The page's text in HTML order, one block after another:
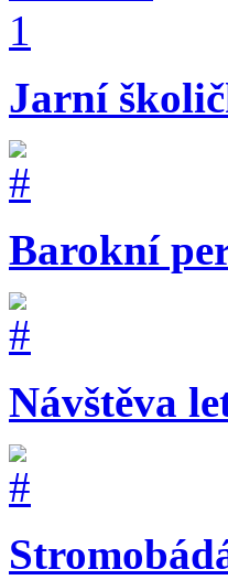
Jarní
Barokní
Návštěva